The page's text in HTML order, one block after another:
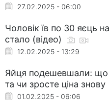
27.02.2025 - 06:00
Чоловік їв по 30 яєць
стало (відео)
12.02.2025 - 13:29
Яйця подешевшали: що
та чи зросте ціна знову
01.02.2025 - 06:06